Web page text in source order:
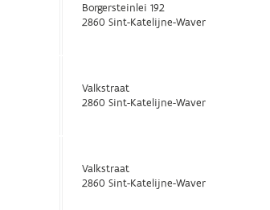
Borgersteinlei 192
2860 Sint-Katelijne-Waver
Valkstraat
2860 Sint-Katelijne-Waver
Valkstraat
2860 Sint-Katelijne-Waver